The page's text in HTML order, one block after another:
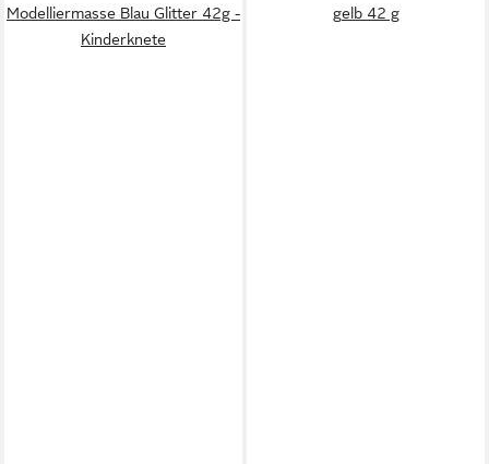
Modelliermasse Blau Glitter 42g -
Kinderknete
gelb 42 g